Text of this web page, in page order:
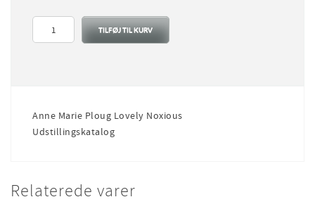
Anne
Marie
TILFØJ TIL KURV
Anne Marie Ploug Lovely Noxious
Udstillingskatalog
Relaterede varer